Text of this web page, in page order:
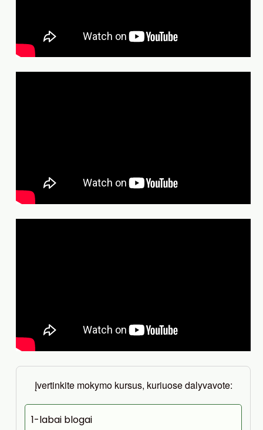
Įvertinkite mokymo kursus, kuriuose dalyvavote:
1-labai blogai